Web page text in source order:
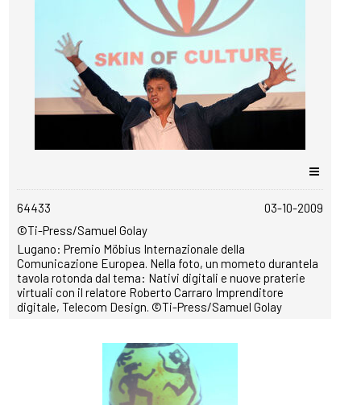
copyrightfree
64433
03-10-2009
©Ti-Press/Samuel Golay
Lugano: Premio Möbius Internazionale della
Comunicazione Europea. Nella foto, un mometo durantela
tavola rotonda dal tema: Nativi digitali e nuove praterie
virtuali con il relatore Roberto Carraro Imprenditore
digitale, Telecom Design. ©Ti-Press/Samuel Golay